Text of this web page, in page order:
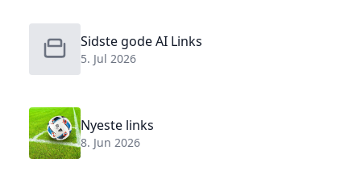
Sidste gode AI Links
5. Jul 2026
Nyeste links
8. Jun 2026